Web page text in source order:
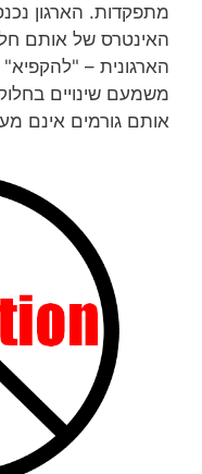
מתפקדות. הארגון
האינטרס של אותם
הארגונית –
משמעם שינויים
אותם גורמים אינם